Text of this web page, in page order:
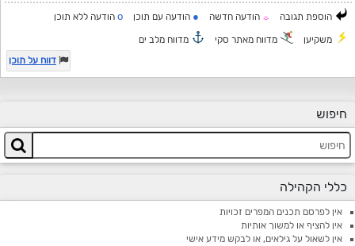
הוספת תגובה ☼ הודעה חדשה ● הודעה עם תוכן o הודעה ללא תוכן
משקיען מדווח מאתר סקי
מדווח מלב ים
דווח על תוכן
חיפוש
כללי הקהילה
אין לפרסם תכנים המפרים זכויות
אין להציף או למשוך אותיות
אין לשאול על גילאים, או לבקש מידע אישי